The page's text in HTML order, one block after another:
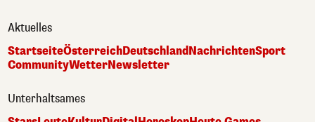
Aktuelles
StartseiteÖsterreichDeutschlandNachrichtenSport
CommunityWetterNewsletter
Unterhaltsames